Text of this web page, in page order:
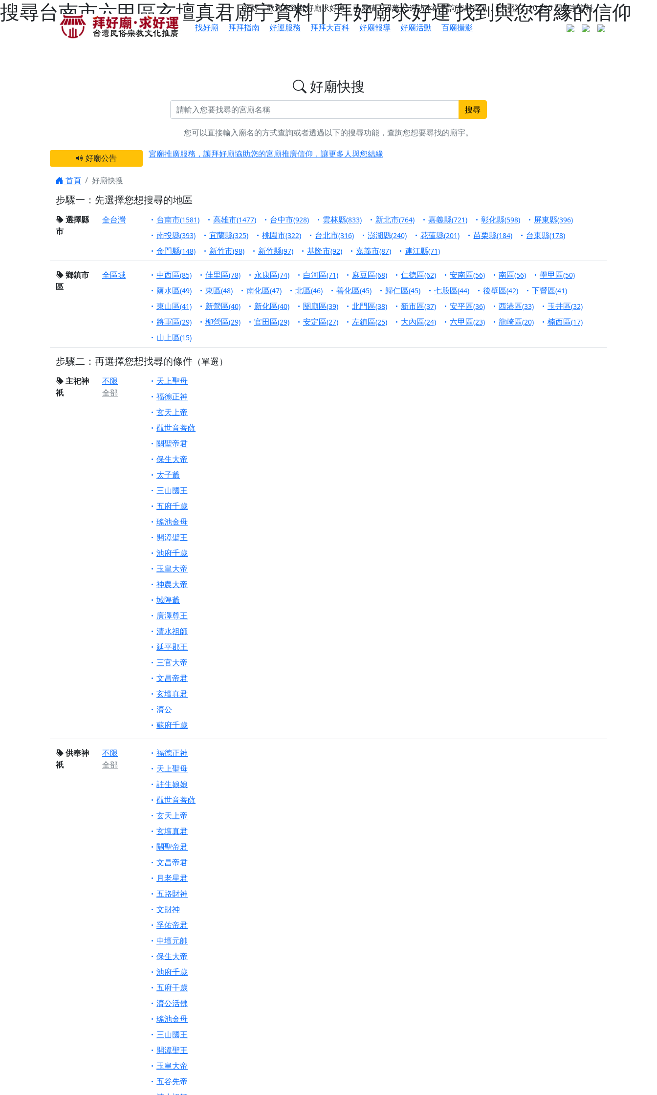
搜尋台南市六甲區玄壇真君廟宇資料 | 拜好廟求好運 找到與您有緣的信仰
您好，歡迎來到拜好廟求好運，已累積150萬人造訪本站查詢宮廟資訊，已刊登了10,050間廟宇資料。
找好廟
拜拜指南 好運服務 拜拜大百科 好廟報導 好廟活動 百廟攝影
好廟快搜
搜尋
您可以直接輸入廟名的方式查詢或者透過以下的搜尋功能，查詢您想要尋找的廟宇。
好廟公告
感謝 【新竹縣新豐鄉 池和宮】 贊助支持我們推廣台灣民俗宗教文化
宮廟推廣服務，讓拜好廟協助您的宮廟推廣信仰，讓更多人與您結緣
【屏東縣獅子鄉 楓港清華山聖天宮】驪山母娘聖誕暨中元普渡大法會，誠邀十方善信大德，一同回到母娘慈悲座前，祈福納祥、慎
終追遠、廣植福田
【桃園市 桃園蓮華寺】盂蘭盆中元報恩法會，這場法會不只是超薦與普渡，更是一份對祖先的感恩、對親人的思念，也是為家人祈
願平安順遂的慈悲心意。
【桃園龜山 慈恩宮】丙午年梁皇寶懺法會，一念虔誠禮寶懺，一分懺悔植福田，誠邀十方善信大德共同參與。
【新北貢寮 南極玉明殿】中元普渡大法會，誠摯歡迎十方善信大德隨喜贊普，為祖先親眷祈求安息，也為自身與家人累積福德、種
下善緣。
【桃園慈善宮(天公廟)】中元普渡交給專業的來，省時省力又積福！「玉皇大帝 大天尊」 親自坐鎮主法！幫你累積的功德福報自然
是「超級加倍」！
【台北北投 福慶宮】慶讚中元普渡法會，誠摯邀請十方善信大德，一同回到北投土地公埔，祈願闔家平安、地方祥和、福運綿長。
【桃園龜山 慈恩宮】瑤池金母聖誕祝壽盛典，邀請十方善信大德蒞臨參香祝壽，同沐母娘慈光，共祈平安吉祥
【桃園龜山 慈恩宮】丙午年慶讚中元普渡法會，正是讓我們用善念與功德，迴向冥陽兩利、闔家平安的殊勝因緣。
【新北八里 紫德宮】丙午年中元普渡讚普超薦法會，普施眾生・慎終追遠・廣植福田
【台北北投金虎爺會】父親節陪爸爸一起闖關趣，邀請大小朋友一起留下珍貴的家庭回憶
【新北八里 紫德宮】父親節奉茶感恩活動，一杯茶，一份心意；一句感謝，一生難忘。
【桃園新屋 深圳玄天宮】農曆七月擴大犒軍科儀，吉祥月不只有普渡祈福，也有一份感謝守護的虔誠心意
【桃園新屋 深圳玄天宮】七娘媽聖誕祝壽慶典，誠摯邀請十方善信大德攜家帶眷前來參香，共同向七娘媽祝壽祈福
【桃園慈善宮(天公廟)】虎爺元帥 開光大典，祈求虎爺神威護持，庇佑闔家平安、財運亨通、事業順遂、百邪退散。
歡迎友廟長官、小編加入我們LINE官方帳號，讓我們協助您的廟宇推廣。
歡迎信眾分享您前往廟宇的參拜體驗，推廣您的信仰
首頁 好廟快搜
步驟一：先選擇您想搜尋的地區
選擇縣
市
全台灣 台南市(1581) 高雄市(1477) 台中市(928) 雲林縣(833) 新北市(764) 嘉義縣(721) 彰化縣(598) 屏東縣(396)
南投縣(393) 宜蘭縣(325) 桃園市(322) 台北市(316) 澎湖縣(240) 花蓮縣(201) 苗栗縣(184) 台東縣(178)
金門縣(148) 新竹市(98) 新竹縣(97) 基隆市(92) 嘉義市(87) 連江縣(71)
鄉鎮市
區
全區域 中西區(85) 佳里區(78) 永康區(74) 白河區(71) 麻豆區(68) 仁德區(62) 安南區(56) 南區(56) 學甲區(50)
鹽水區(49) 東區(48) 南化區(47) 北區(46) 善化區(45) 歸仁區(45) 七股區(44) 後壁區(42) 下營區(41)
東山區(41) 新營區(40) 新化區(40) 關廟區(39) 北門區(38) 新市區(37) 安平區(36) 西港區(33) 玉井區(32)
將軍區(29) 柳營區(29) 官田區(29) 安定區(27) 左鎮區(25) 大內區(24) 六甲區(23) 龍崎區(20) 楠西區(17)
山上區(15)
步驟二：再選擇您想找尋的條件 （單選）
主祀神
祇
不限
全部
天上聖母
福德正神
玄天上帝
觀世音菩薩
關聖帝君
保生大帝
太子爺
三山國王
五府千歲
瑤池金母
開漳聖王
池府千歲
玉皇大帝
神農大帝
城隍爺
廣澤尊王
清水祖師
延平郡王
三官大帝
文昌帝君
玄壇真君
濟公
蘇府千歲
供奉神
祇
不限
全部
福德正神
天上聖母
註生娘娘
觀世音菩薩
玄天上帝
玄壇真君
關聖帝君
文昌帝君
月老星君
五路財神
文財神
孚佑帝君
中壇元帥
保生大帝
池府千歲
五府千歲
濟公活佛
瑤池金母
三山國王
開漳聖王
玉皇大帝
五谷先帝